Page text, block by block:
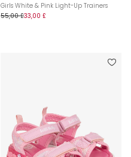
Girls White & Pink Light-Up Trainers
55,00 £33,00 £